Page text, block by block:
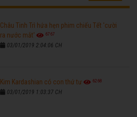
Châu Tinh Trì hứa hẹn phim chiếu Tết 'cười
ra nước mắt'
6767
03/01/2019 2:04:06 CH
Kim Kardashian có con thứ tư 6268
03/01/2019 1:03:37 CH